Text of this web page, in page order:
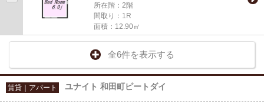
所在階：2階
間取り：1R
面積：12.90㎡
全6件を表示する
賃貸｜アパート ユナイト 和田町ピートダイ